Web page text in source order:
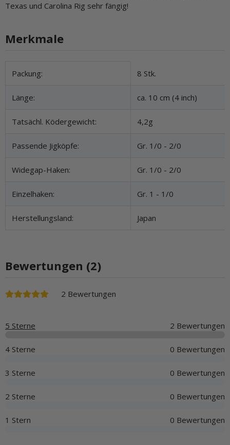
Texas und Carolina Rig sehr fängig!
Merkmale
Produkteigenschaft
Wert
Packung: 8 Stk.
Länge: ca. 10 cm (4 inch)
Tatsächl. Ködergewicht: 4,2g
Passende Jigköpfe: Gr. 1/0 - 2/0
Widegap-Haken: Gr. 1/0 - 2/0
Einzelhaken: Gr. 1 - 1/0
Herstellungsland: Japan
Bewertungen (2)
2 Bewertungen
5 Sterne 2 Bewertungen
4 Sterne 0 Bewertungen
3 Sterne 0 Bewertungen
2 Sterne 0 Bewertungen
1 Stern 0 Bewertungen